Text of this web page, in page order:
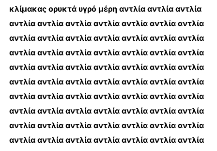
Αρχική Σελίδα
Προϊόντα
Σχετικά με εμάς
κλίμακας ορυκτά υγρό μέρη αντλία αντλία αντλία
αντλία αντλία αντλία αντλία αντλία αντλία αντλία
αντλία αντλία αντλία αντλία αντλία αντλία αντλία
αντλία αντλία αντλία αντλία αντλία αντλία αντλία
αντλία αντλία αντλία αντλία αντλία αντλία αντλία
αντλία αντλία αντλία αντλία αντλία αντλία αντλία
αντλία αντλία αντλία αντλία αντλία αντλία αντλία
αντλία αντλία αντλία αντλία αντλία αντλία αντλία
αντλία αντλία αντλία αντλία αντλία αντλία αντλία
αντλία αντλία αντλία αντλία αντλία αντλία αντλία